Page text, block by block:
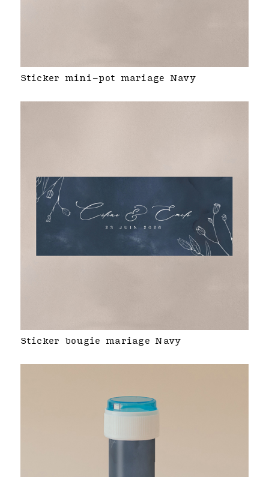
Sticker mini-pot mariage Navy
Sticker bougie mariage Navy